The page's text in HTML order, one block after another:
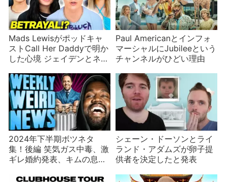
Mads Lewisがポッドキャ
ストCall Her Daddyで明か
した心境 ジェイデンとネッ
Paul Americanとインフォ
マーシャルにJubileeという
チャンネルがひどい理由
2024年下半期ボツネタ
集！後編 笑気ガス中毒、激
ギレ婚約発表、キムの息子
シェーン・ドーソンとライ
ランド・アダムズが卵子提
供者を決定したと発表